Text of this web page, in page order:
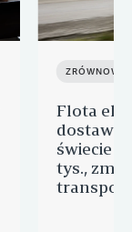
Flota
świecie
tys.,